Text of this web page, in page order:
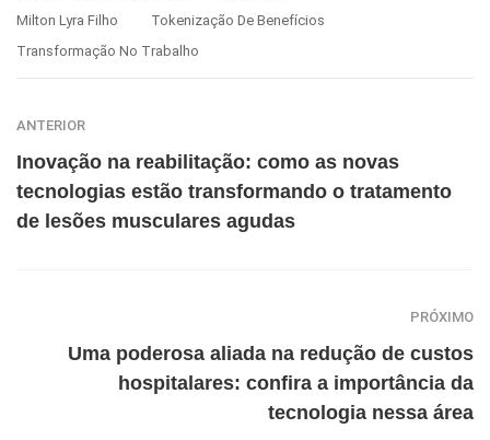
Milton Lyra Filho
Tokenização De Benefícios
Transformação No Trabalho
ANTERIOR
Inovação na reabilitação: como as novas
tecnologias estão transformando o tratamento
de lesões musculares agudas
PRÓXIMO
Uma poderosa aliada na redução de custos
hospitalares: confira a importância da
tecnologia nessa área